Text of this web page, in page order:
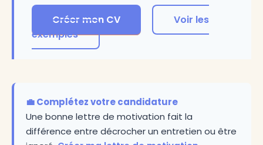
Créer mon CV
Voir les
exemples
💼 Complétez votre candidature
Une bonne lettre de motivation fait la
différence entre décrocher un entretien ou être